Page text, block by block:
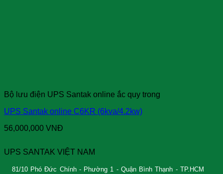
Bộ lưu điện UPS Santak online ắc quy trong
UPS Santak online C6KR (6kva/4.2kw)
56,000,000 VNĐ
UPS SANTAK VIỆT NAM
81/10 Phó Đức Chính - Phường 1 - Quận Bình Thạnh - TP.HCM